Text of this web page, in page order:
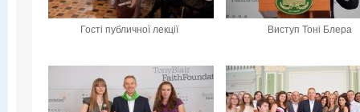
Гості публичної лекції Виступ Тоні Блера